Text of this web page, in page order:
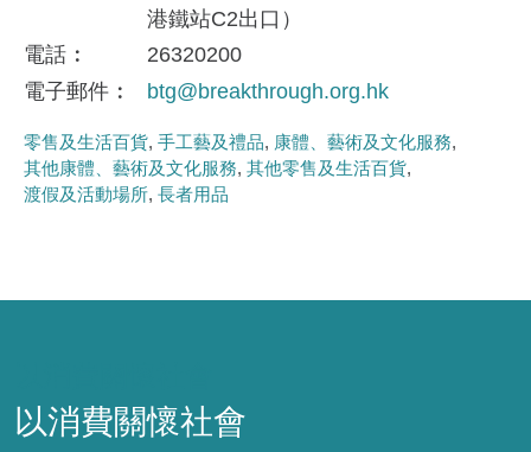
港鐵站C2出口）
電話
26320200
電子郵件
btg@breakthrough.org.hk
零售及生活百貨 手工藝及禮品 康體、藝術及文化服務
其他康體、藝術及文化服務 其他零售及生活百貨
渡假及活動場所 長者用品
以消費關懷社會